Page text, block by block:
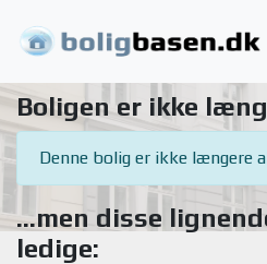
Boligen er ikke
Denne bolig er ikke længere
...men disse
ledige: